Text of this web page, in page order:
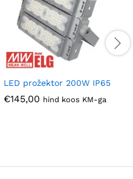
LED prožektor 200W IP65
€145,00 hind koos KM-ga